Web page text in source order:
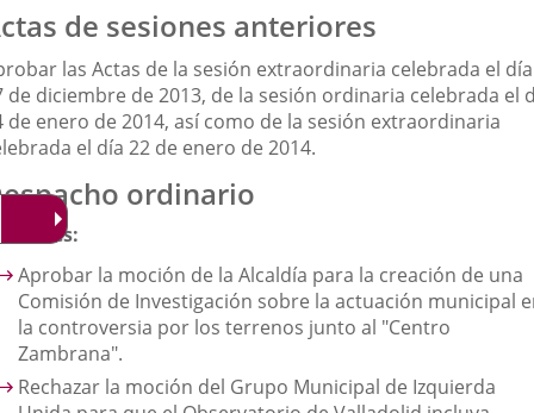
de sesiones anteriores
las Actas de la sesión extraordinaria celebrada el día
de diciembre de 2013, de la sesión ordinaria celebrada el
de enero de 2014, así como de la sesión extraordinaria
el día 22 de enero de 2014.
ordinario
Aprobar la moción de la Alcaldía para la creación de una
Comisión de Investigación sobre la actuación municipal
la controversia por los terrenos junto al "Centro
Zambrana".
Rechazar la moción del Grupo Municipal de Izquierda